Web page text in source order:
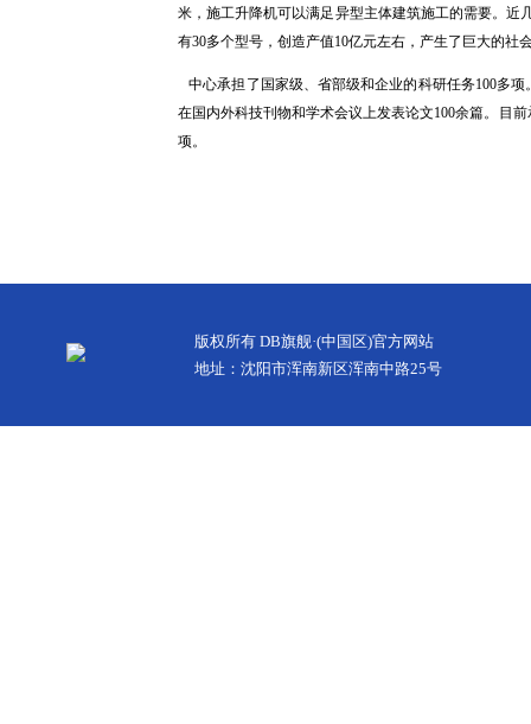
米，施工升降机可以满足异型主体建筑施工的需要。
有30多个型号，创造产值10亿元左右，产生了巨大的社
中心承担了国家级、省部级和企业的科研任务100多
在国内外科技刊物和学术会议上发表论文100余篇。目
项。
版权所有 DB旗舰·(中国区)官方网站
地址：沈阳市浑南新区浑南中路25号